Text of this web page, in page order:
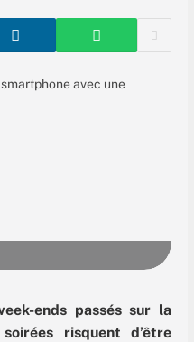
ends passés sur la
risquent d’être